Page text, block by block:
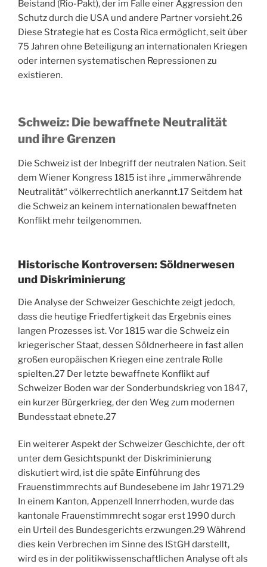
Beistand (Rio-Pakt), der im Falle einer Aggression den
Schutz durch die USA und andere Partner vorsieht.26
Diese Strategie hat es Costa Rica ermöglicht, seit über
75 Jahren ohne Beteiligung an internationalen Kriegen
oder internen systematischen Repressionen zu
existieren.
Schweiz: Die bewaffnete Neutralität
und ihre Grenzen
Die Schweiz ist der Inbegriff der neutralen Nation. Seit
dem Wiener Kongress 1815 ist ihre „immerwährende
Neutralität“ völkerrechtlich anerkannt.17 Seitdem hat
die Schweiz an keinem internationalen bewaffneten
Konflikt mehr teilgenommen.
Historische Kontroversen: Söldnerwesen
und Diskriminierung
Die Analyse der Schweizer Geschichte zeigt jedoch,
dass die heutige Friedfertigkeit das Ergebnis eines
langen Prozesses ist. Vor 1815 war die Schweiz ein
kriegerischer Staat, dessen Söldnerheere in fast allen
großen europäischen Kriegen eine zentrale Rolle
spielten.27 Der letzte bewaffnete Konflikt auf
Schweizer Boden war der Sonderbundskrieg von 1847,
ein kurzer Bürgerkrieg, der den Weg zum modernen
Bundesstaat ebnete.27
Ein weiterer Aspekt der Schweizer Geschichte, der oft
unter dem Gesichtspunkt der Diskriminierung
diskutiert wird, ist die späte Einführung des
Frauenstimmrechts auf Bundesebene im Jahr 1971.29
In einem Kanton, Appenzell Innerrhoden, wurde das
kantonale Frauenstimmrecht sogar erst 1990 durch
ein Urteil des Bundesgerichts erzwungen.29 Während
dies kein Verbrechen im Sinne des IStGH darstellt,
wird es in der politikwissenschaftlichen Analyse oft als